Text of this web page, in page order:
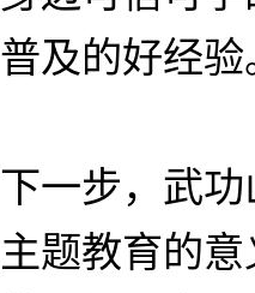
普及的好经验
下一步，武
主题教育的